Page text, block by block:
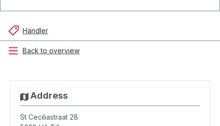
Händler
Back to overview
Address
St Ceciliastraat 28